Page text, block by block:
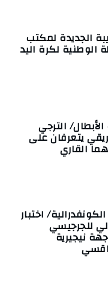
الجديدة لمكتب
الوطنية لكرة اليد
الأبطال/ الترجي
يتعرفان على
القاري
اختبار
للجرجيسي
نيجيرية